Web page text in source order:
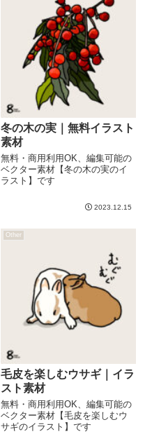
冬の木の実｜無料イラスト
素材
無料・商用利用OK、編集可能の
ベクター素材【冬の木の実のイ
ラスト】です
2023.12.15
Other
毛皮を楽しむウサギ｜イラ
スト素材
無料・商用利用OK、編集可能の
ベクター素材【毛皮を楽しむウ
サギのイラスト】です